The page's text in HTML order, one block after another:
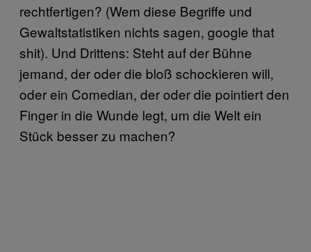
rechtfertigen? (Wem diese Begriffe und
Gewaltstatistiken nichts sagen, google that
shit). Und Drittens: Steht auf der Bühne
jemand, der oder die bloß schockieren will,
oder ein Comedian, der oder die pointiert den
Finger in die Wunde legt, um die Welt ein
Stück besser zu machen?